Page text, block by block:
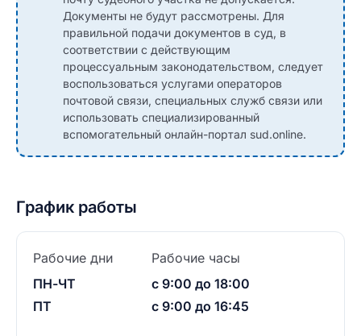
Документы не будут рассмотрены. Для
правильной подачи документов в суд, в
соответствии с действующим
процессуальным законодательством, следует
воспользоваться услугами операторов
почтовой связи, специальных служб связи или
использовать специализированный
вспомогательный онлайн-портал sud.online.
График работы
Рабочие дни
ПН-ЧТ
ПТ
Рабочие часы
с 9:00 до 18:00
с 9:00 до 16:45